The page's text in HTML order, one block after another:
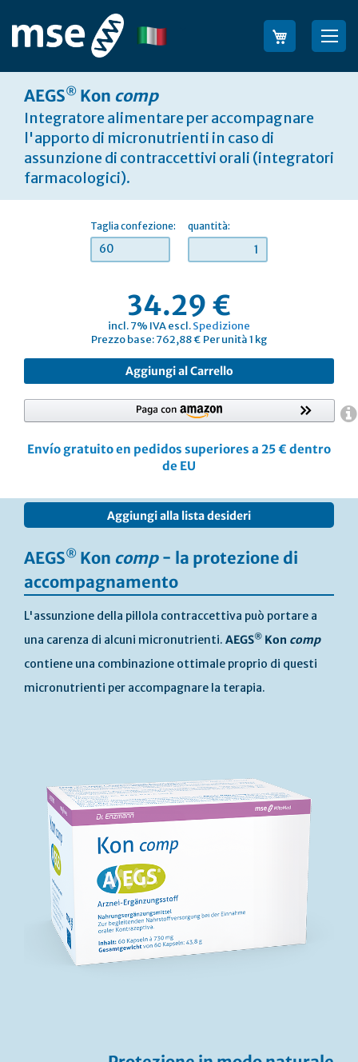
contenuto
Lingua
AEGS® Kon comp
Integratore alimentare per accompagnare
l'apporto di micronutrienti in caso di
assunzione di contraccettivi orali (integratori
farmacologici).
Taglia confezione:
60
quantità:
34.29 €
incl. 7% IVA escl.Spedizione
Prezzo base: 762,88 € Per unità 1 kg
Aggiungi al Carrello
Aggiungi alla lista desideri
Envío gratuito en pedidos superiores a 25 € dentro
de EU
AEGS® Kon comp− la protezione di
accompagnamento
L'assunzione della pillola contraccettiva può portare a
una carenza di alcuni micronutrienti. AEGS® Kon comp
contiene una combinazione ottimale proprio di questi
micronutrienti per accompagnare la terapia.